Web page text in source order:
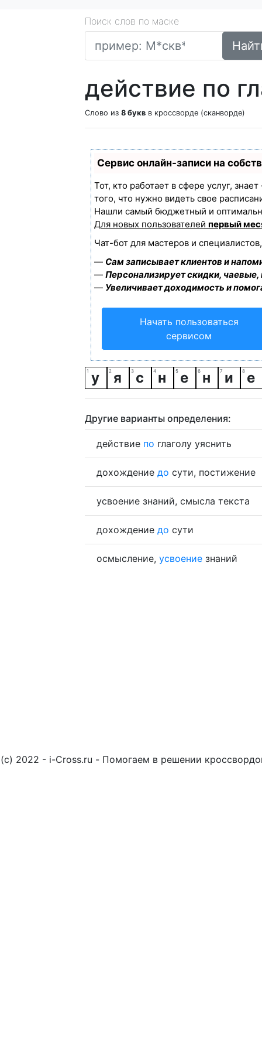
Поиск слов по маске
действие по
Слово из 8 букв в кроссворде (сканворде)
Сервис онлайн-записи на
Тот, кто работает в сфере услуг,
того, что нужно видеть свое
Нашли самый бюджетный и
Для новых пользователей первый
Чат-бот для мастеров и
— Сам записывает клиентов и
— Персонализирует скидки,
— Увеличивает доходимость и
Начать пользоваться
сервисом
у я с н е н и е
Другие варианты определения:
действие по глаголу уяснить
дохождение до сути, постижение
усвоение знаний, смысла текста
дохождение до сути
осмысление, усвоение знаний
(c) 2022 - i-Cross.ru - Помогаем в решении